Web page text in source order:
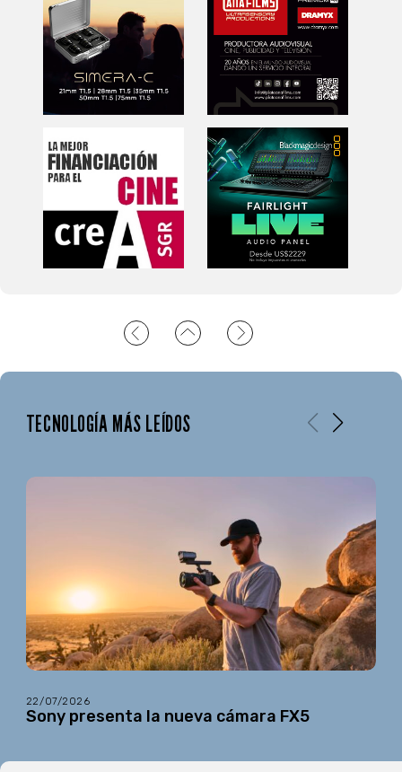
TECNOLOGÍA MÁS LEÍDOS
22/07/2026
Sony presenta la nueva cámara FX5